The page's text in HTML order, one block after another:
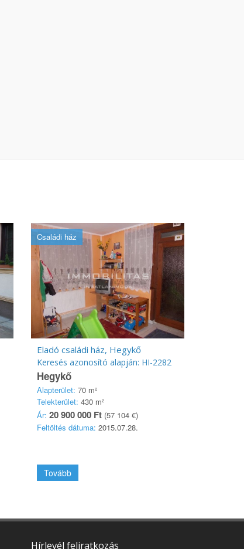
Családi ház
Eladó családi ház, Hegykő
Keresés azonosító alapján: HI-2282
Hegykő
Alapterület: 70 m²
Telekterület: 430 m²
Ár: 20 900 000 Ft(57 104 €)
Feltöltés dátuma: 2015.07.28.
Tovább
Hírlevél feliratkozás